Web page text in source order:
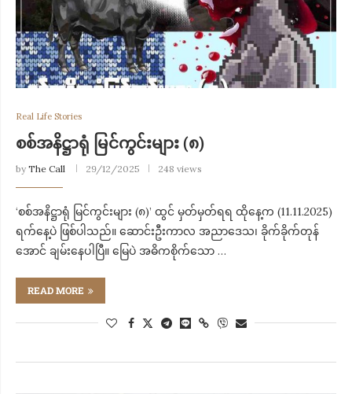
Real Life Stories
စစ်အနိဋ္ဌာရုံ မြင်ကွင်းများ (၈)
by The Call 29/12/2025 248 views
‘စစ်အနိဋ္ဌာရုံ မြင်ကွင်းများ (၈)’ ထွင် မှတ်မှတ်ရရ ထိုနေ့က (11.11.2025)
ရက်နေ့ပဲ ဖြစ်ပါသည်။ ဆောင်းဦးကာလ အညာဒေသ၊ ခိုက်ခိုက်တုန်
အောင် ချမ်း​နေပါပြီ။ မြေပဲ အဓိကစိုက်သော …
READ MORE